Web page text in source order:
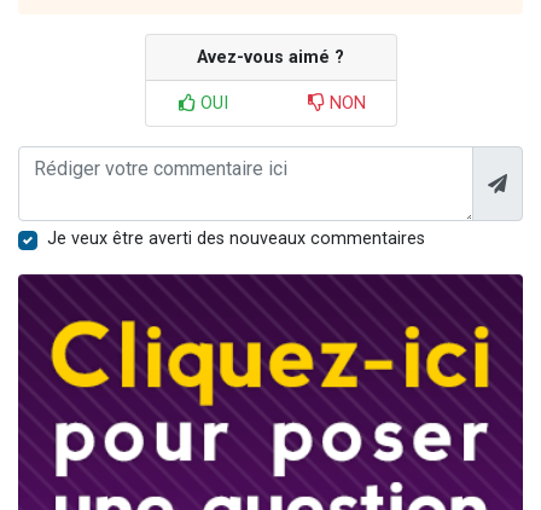
Avez-vous aimé ?
OUI NON
Je veux être averti des nouveaux commentaires